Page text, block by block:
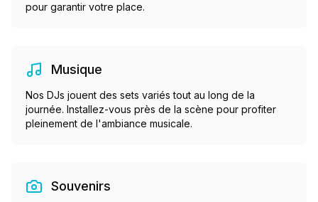
pour garantir votre place.
Musique
Nos DJs jouent des sets variés tout au long de la
journée. Installez-vous près de la scène pour profiter
pleinement de l'ambiance musicale.
Souvenirs